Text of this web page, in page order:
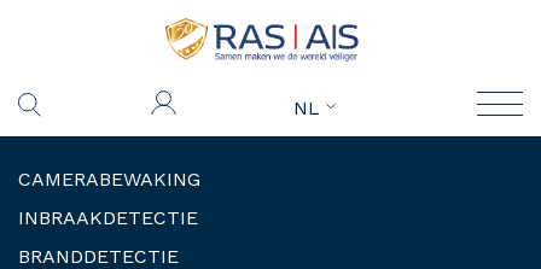
NL
CAMERABEWAKING
INBRAAKDETECTIE
BRANDDETECTIE